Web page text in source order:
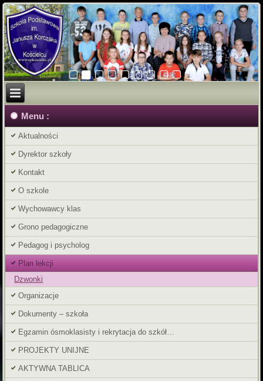
Menu :
Aktualności
Dyrektor szkoły
Kontakt
O szkole
Wychowawcy klas
Grono pedagogiczne
Pedagog i psycholog
Plan lekcji
Dzwonki
Organizacje
Dokumenty – szkoła
Egzamin ósmoklasisty i rekrytacja do szkół…
PROJEKTY UNIJNE
AKTYWNA TABLICA